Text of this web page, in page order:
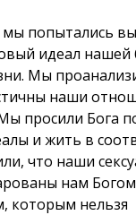
попытались
идеал нашей
Мы
наши
просили Бога
и жить в
что наши
нам
которым нельзя